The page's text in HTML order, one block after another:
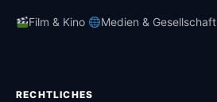
Film & Kino Medien & Gesellschaft
RECHTLICHES